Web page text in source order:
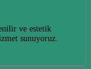
ve estetik
sunuyoruz.